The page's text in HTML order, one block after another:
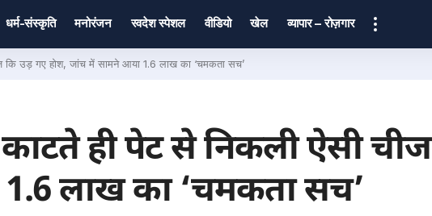
धर्म-संस्कृति मनोरंजन स्वदेश स्पेशल वीडियो खेल व्यापार – रोज़गार
उड़ गए होश, जांच में सामने आया 1.6 लाख का ‘चमकता सच’
ही पेट से निकली ऐसी
लाख का ‘चमकता सच’